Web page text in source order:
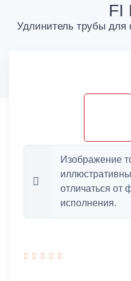
FI
Удлинитель трубы для
Изображение
отличаться от
исполнения.